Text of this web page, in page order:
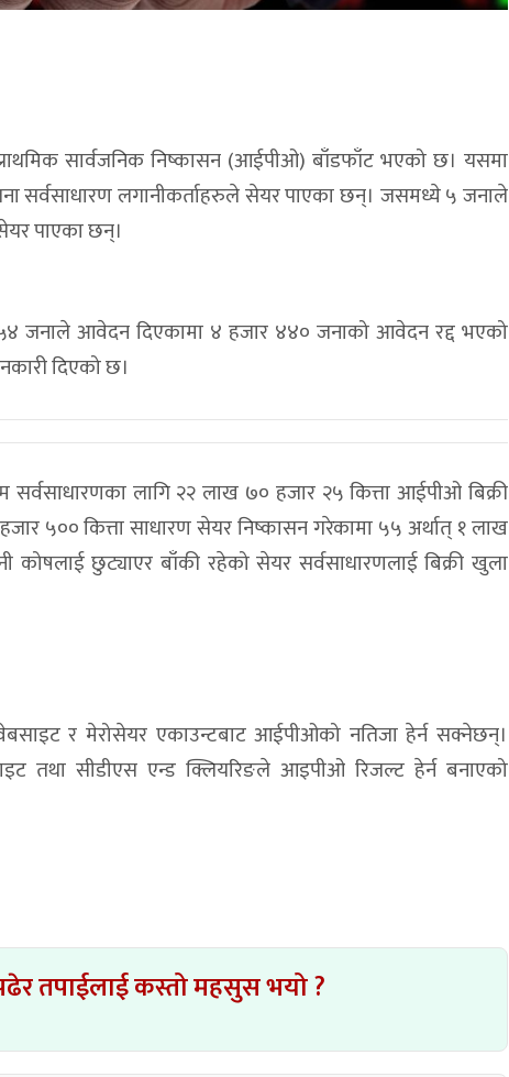
प्राथमिक सार्वजनिक निष्कासन (आईपीओ) बाँडफाँट भएको छ। यसमा
सर्वसाधारण लगानीकर्ताहरुले सेयर पाएका छन्। जसमध्ये ५ जनाले
पाएका छन्।
जनाले आवेदन दिएकामा ४ हजार ४४० जनाको आवेदन रद्द भएको
दिएको छ।
लागि २२ लाख ७० हजार २५ कित्ता आईपीओ बिक्री
५०० कित्ता साधारण सेयर निष्कासन गरेकामा ५५ अर्थात् १ लाख
कोषलाई छुट्याएर बाँकी रहेको सेयर सर्वसाधारणलाई बिक्री खुला
र मेरोसेयर एकाउन्टबाट आईपीओको नतिजा हेर्न सक्नेछन्।
तथा सीडीएस एन्ड क्लियरिङले आइपीओ रिजल्ट हेर्न बनाएको
तपाईलाई कस्तो महसुस भयो ?